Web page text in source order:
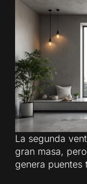
La segunda
gran masa,
genera puentes